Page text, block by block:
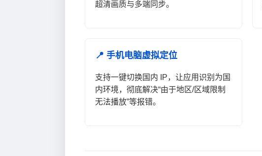
超清画质与多端同步。
📍 手机电脑虚拟定位
支持一键切换国内 IP，让应用识别为国
内环境，彻底解决“由于地区/区域限制
无法播放”等报错。